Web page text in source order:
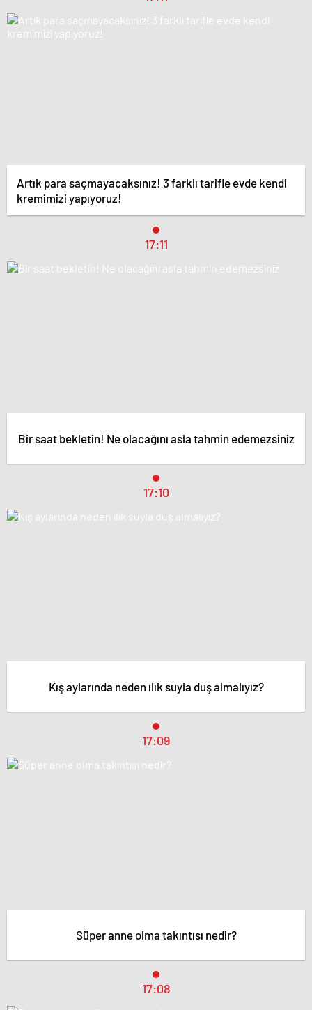
Artık para saçmayacaksınız! 3 farklı tarifle evde kendi
kremimizi yapıyoruz!
17:11
Bir saat bekletin! Ne olacağını asla tahmin edemezsiniz
17:10
Kış aylarında neden ılık suyla duş almalıyız?
17:09
Süper anne olma takıntısı nedir?
17:08